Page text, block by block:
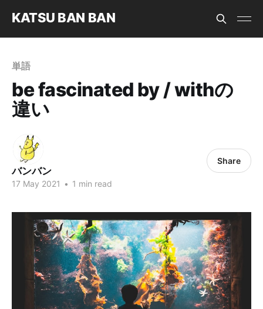
KATSU BAN BAN
単語
be fascinated by / withの
違い
バンバン
17 May 2021 • 1 min read
Share